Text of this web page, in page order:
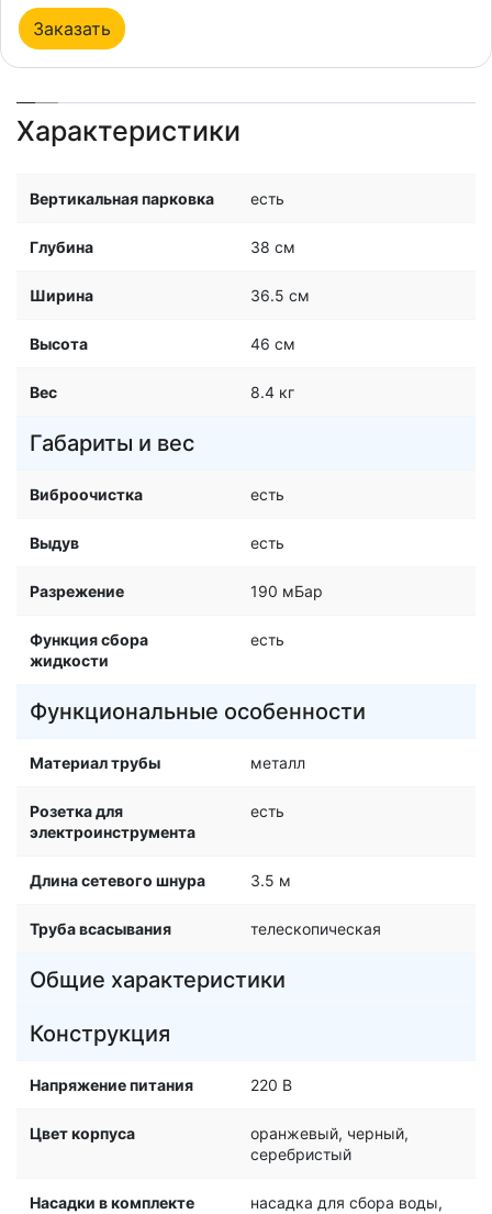
Заказать
Характеристики
Вертикальная парковка есть
Глубина 38 см
Ширина 36.5 см
Высота 46 см
Вес 8.4 кг
Габариты и вес
Виброочистка есть
Выдув есть
Разрежение 190 мБар
Функция сбора
жидкости
есть
Функциональные особенности
Материал трубы металл
Розетка для
электроинструмента
есть
Длина сетевого шнура 3.5 м
Труба всасывания телескопическая
Общие характеристики
Конструкция
Напряжение питания 220 В
Цвет корпуса
оранжевый, черный,
серебристый
Насадки в комплекте
насадка для сбора воды,